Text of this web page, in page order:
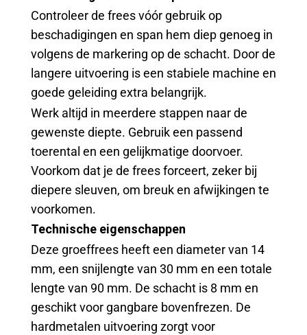
Controleer de frees vóór gebruik op
beschadigingen en span hem diep genoeg in
volgens de markering op de schacht. Door de
langere uitvoering is een stabiele machine en
goede geleiding extra belangrijk.
Werk altijd in meerdere stappen naar de
gewenste diepte. Gebruik een passend
toerental en een gelijkmatige doorvoer.
Voorkom dat je de frees forceert, zeker bij
diepere sleuven, om breuk en afwijkingen te
voorkomen.
Technische eigenschappen
Deze groeffrees heeft een diameter van 14
mm, een snijlengte van 30 mm en een totale
lengte van 90 mm. De schacht is 8 mm en
geschikt voor gangbare bovenfrezen. De
hardmetalen uitvoering zorgt voor